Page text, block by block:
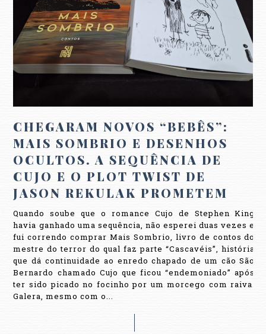
CHEGARAM NOVOS “BEBÊS”:
MAIS SOMBRIO E DESENHOS
OCULTOS. A SEQUÊNCIA DE
CUJO E O PLOT TWIST DE
JASON REKULAK PROMETEM
Quando soube que o romance Cujo de Stephen King
havia ganhado uma sequência, não esperei duas vezes e
fui correndo comprar Mais Sombrio, livro de contos do
mestre do terror do qual faz parte “Cascavéis”, história
que dá continuidade ao enredo chapado de um cão São
Bernardo chamado Cujo que ficou “endemoniado” após
ter sido picado no focinho por um morcego com raiva.
Galera, mesmo com o...